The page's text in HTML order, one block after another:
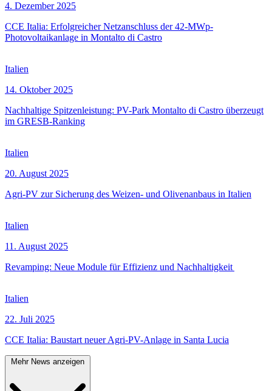
4. Dezember 2025
CCE Italia: Erfolgreicher Netzanschluss der 42-MWp-
Photovoltaikanlage in Montalto di Castro
Italien
14. Oktober 2025
Nachhaltige Spitzenleistung: PV-Park Montalto di Castro überzeugt
im GRESB-Ranking
Italien
20. August 2025
Agri-PV zur Sicherung des Weizen- und Olivenanbaus in Italien
Italien
11. August 2025
Revamping: Neue Module für Effizienz und Nachhaltigkeit
Italien
22. Juli 2025
CCE Italia: Baustart neuer Agri-PV-Anlage in Santa Lucia